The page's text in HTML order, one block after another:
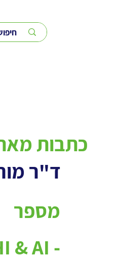
ד"ר
כתבות
מספר
כתבות:
& AI -